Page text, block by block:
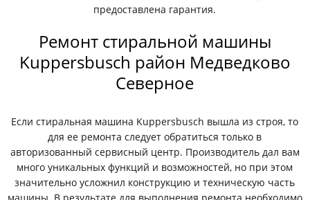
предоставлена гарантия.
Ремонт стиральной машины
Kuppersbusch район Медведково
Северное
Если стиральная машина Kuppersbusch вышла из строя, то
для ее ремонта следует обратиться только в
авторизованный сервисный центр. Производитель дал вам
много уникальных функций и возможностей, но при этом
значительно усложнил конструкцию и техническую часть